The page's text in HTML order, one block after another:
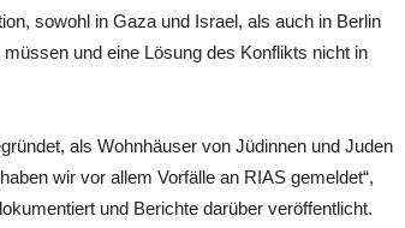
sowohl in Gaza und Israel, als auch in Berlin
und eine Lösung des Konflikts nicht in
als Wohnhäuser von Jüdinnen und Juden
wir vor allem Vorfälle an RIAS gemeldet“,
und Berichte darüber veröffentlicht.